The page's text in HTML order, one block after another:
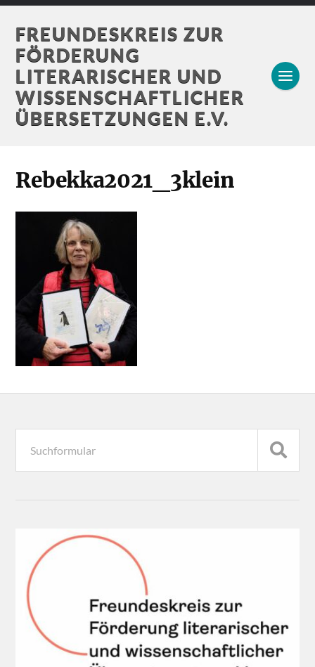
FREUNDESKREIS ZUR
FÖRDERUNG
LITERARISCHER UND
WISSENSCHAFTLICHER
ÜBERSETZUNGEN E.V.
Rebekka2021_3klein